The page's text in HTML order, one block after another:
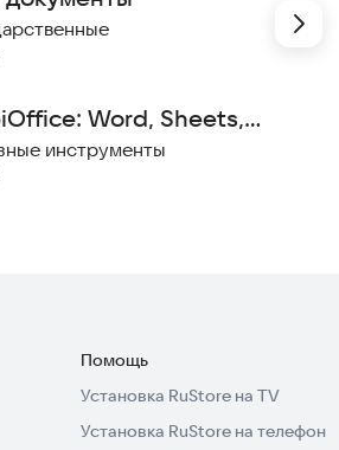
данных
совещаний. Она
видны сразу все
Word, Sheets,
инструменты
Помощь
Установка RuStore на TV
Установка RuStore на телефон